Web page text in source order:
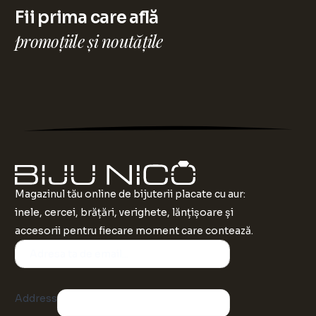
Fii prima care află
promoțiile și noutățile
Magazinul tău online de bijuterii placate cu aur:
inele, cercei, brățări, verighete, lănțișoare și
accesorii pentru fiecare moment care contează.
Address